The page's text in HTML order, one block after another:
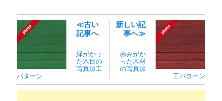
≪古い
記事へ
緑がかっ
た木目の
写真加工
パターン
新しい記
事へ≫
赤みがか
った木材
の写真加
工パターン